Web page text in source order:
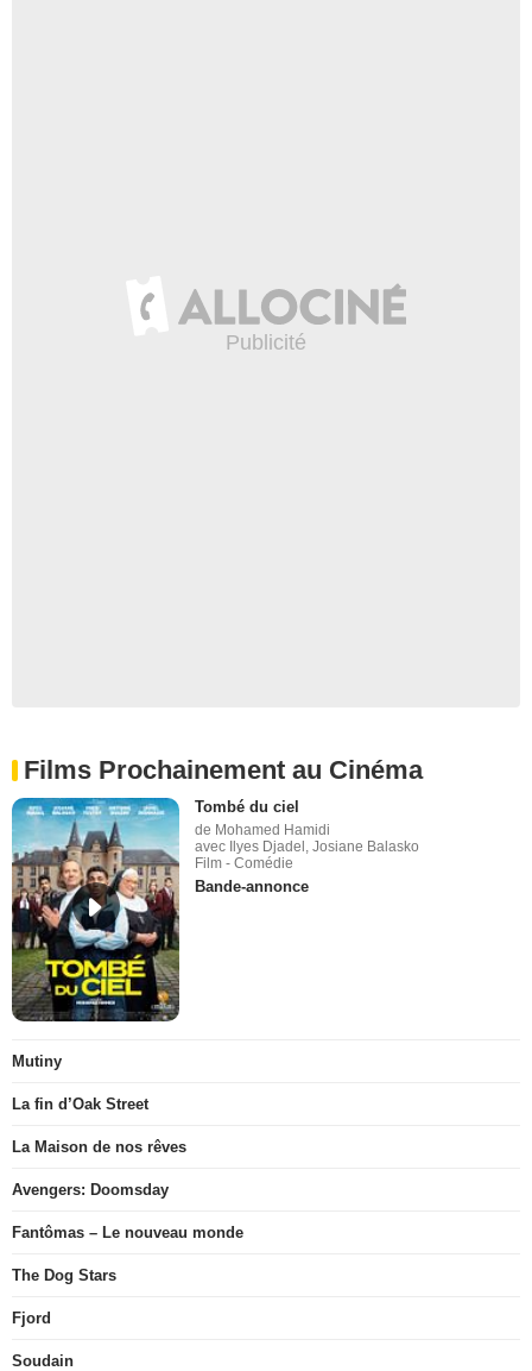
Films Prochainement au Cinéma
Tombé du ciel
de Mohamed Hamidi
avec Ilyes Djadel, Josiane Balasko
Film - Comédie
Bande-annonce
Mutiny
La fin d’Oak Street
La Maison de nos rêves
Avengers: Doomsday
Fantômas – Le nouveau monde
The Dog Stars
Fjord
Soudain